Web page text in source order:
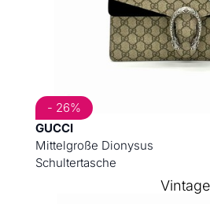
GUCCI
Mittelgroße Dionysus
Schultertasche
- 26%
Vintage